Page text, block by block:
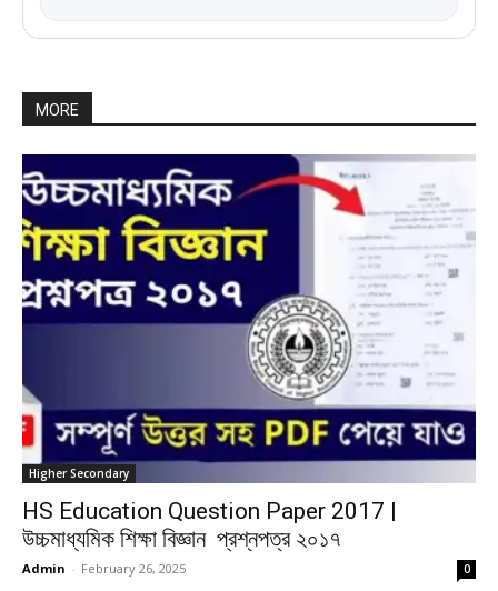
MORE
Higher Secondary
HS Education Question Paper 2017 |
উচ্চমাধ্যমিক শিক্ষা বিজ্ঞান প্রশ্নপত্র ২০১৭
Admin - February 26, 2025 0